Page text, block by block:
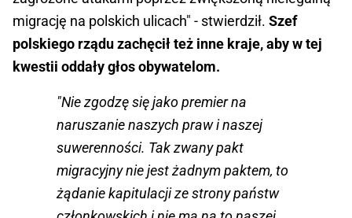
migrację na polskich ulicach" - stwierdził. Szef
polskiego rządu zachęcił też inne kraje, aby w tej
kwestii oddały głos obywatelom.
"Nie zgodzę się jako premier na
naruszanie naszych praw i naszej
suwerenności. Tak zwany pakt
migracyjny nie jest żadnym paktem, to
żądanie kapitulacji ze strony państw